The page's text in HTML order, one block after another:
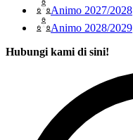
Animo 2027/2028
Animo 2028/2029
Hubungi kami di sini!